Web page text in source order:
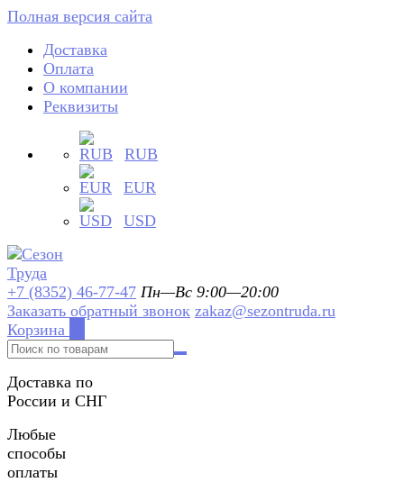
Полная версия сайта
Доставка
Оплата
О компании
Реквизиты
RUB
EUR
USD
+7 (8352) 46-77-47 Пн—Вс 9:00—20:00
Заказать обратный звонок zakaz@sezontruda.ru
Корзина
Доставка по
России и СНГ
Любые
способы
оплаты